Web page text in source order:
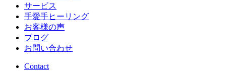
サービス
手愛手ヒーリング
お客様の声
ブログ
お問い合わせ
Contact